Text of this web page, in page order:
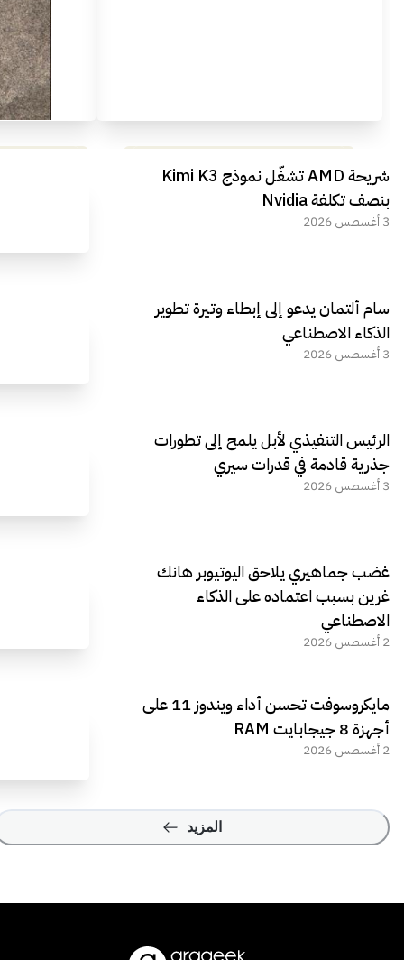
مراجعة شاملة لعملاق الألعاب
الجديد REDMAGIC 11 AIR
شريحة AMD تشغّل نموذج Kimi K3
بنصف تكلفة Nvidia
3 أغسطس 2026
سام ألتمان يدعو إلى إبطاء وتيرة تطوير
الذكاء الاصطناعي
3 أغسطس 2026
الرئيس التنفيذي لأبل يلمح إلى تطورات
جذرية قادمة في قدرات سيري
3 أغسطس 2026
غضب جماهيري يلاحق اليوتيوبر هانك
غرين بسبب اعتماده على الذكاء
الاصطناعي
2 أغسطس 2026
مايكروسوفت تحسن أداء ويندوز 11 على
أجهزة 8 جيجابايت RAM
2 أغسطس 2026
المزيد